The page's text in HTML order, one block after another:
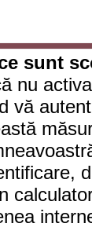
sunt
nu
vă